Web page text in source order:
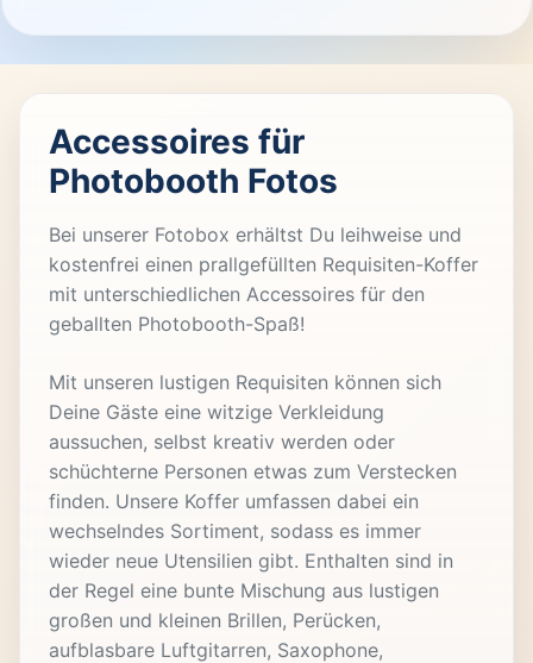
Accessoires für
Photobooth Fotos
Bei unserer Fotobox erhältst Du leihweise und
kostenfrei einen prallgefüllten Requisiten-Koffer
mit unterschiedlichen Accessoires für den
geballten Photobooth-Spaß!
Mit unseren lustigen Requisiten können sich
Deine Gäste eine witzige Verkleidung
aussuchen, selbst kreativ werden oder
schüchterne Personen etwas zum Verstecken
finden. Unsere Koffer umfassen dabei ein
wechselndes Sortiment, sodass es immer
wieder neue Utensilien gibt. Enthalten sind in
der Regel eine bunte Mischung aus lustigen
großen und kleinen Brillen, Perücken,
aufblasbare Luftgitarren, Saxophone,